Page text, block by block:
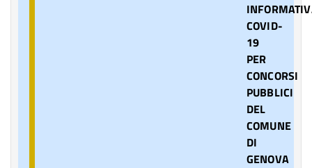
COVID-
19
PER
CONCORSI
PUBBLICI
DEL
COMUNE
DI
GENOVA